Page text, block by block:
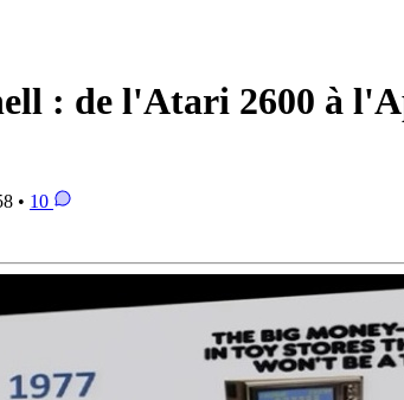
: de l'Atari 2600 à
• 10